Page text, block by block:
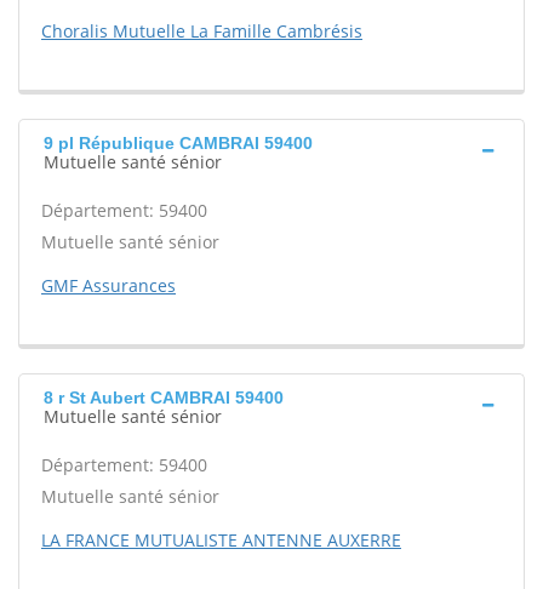
Choralis Mutuelle La Famille Cambrésis
9 pl République CAMBRAI 59400
Mutuelle santé sénior
Département: 59400
Mutuelle santé sénior
GMF Assurances
8 r St Aubert CAMBRAI 59400
Mutuelle santé sénior
Département: 59400
Mutuelle santé sénior
LA FRANCE MUTUALISTE ANTENNE AUXERRE